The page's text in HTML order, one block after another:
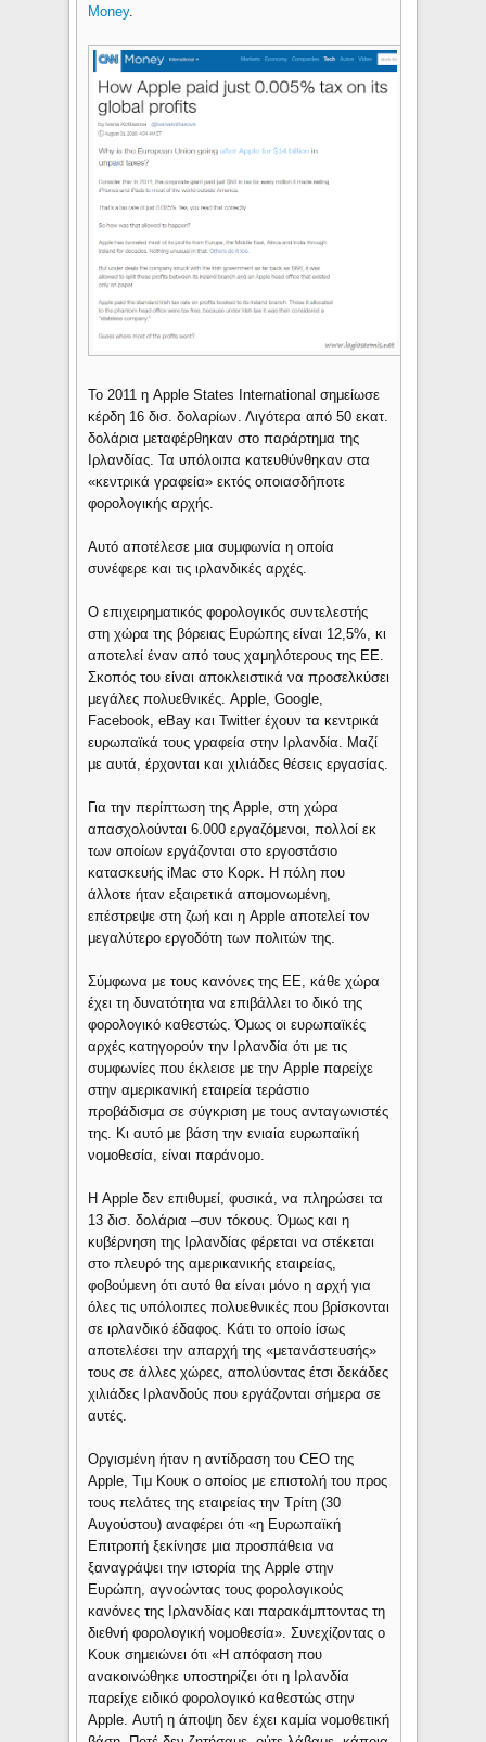
Money.
Το 2011 η Apple States International σημείωσε
κέρδη 16 δισ. δολαρίων. Λιγότερα από 50 εκατ.
δολάρια μεταφέρθηκαν στο παράρτημα της
Ιρλανδίας. Τα υπόλοιπα κατευθύνθηκαν στα
«κεντρικά γραφεία» εκτός οποιασδήποτε
φορολογικής αρχής.
Αυτό αποτέλεσε μια συμφωνία η οποία
συνέφερε και τις ιρλανδικές αρχές.
Ο επιχειρηματικός φορολογικός συντελεστής
στη χώρα της βόρειας Ευρώπης είναι 12,5%, κι
αποτελεί έναν από τους χαμηλότερους της ΕΕ.
Σκοπός του είναι αποκλειστικά να προσελκύσει
μεγάλες πολυεθνικές. Apple, Google,
Facebook, eBay και Twitter έχουν τα κεντρικά
ευρωπαϊκά τους γραφεία στην Ιρλανδία. Μαζί
με αυτά, έρχονται και χιλιάδες θέσεις εργασίας.
Για την περίπτωση της Apple, στη χώρα
απασχολούνται 6.000 εργαζόμενοι, πολλοί εκ
των οποίων εργάζονται στο εργοστάσιο
κατασκευής iMac στο Κορκ. Η πόλη που
άλλοτε ήταν εξαιρετικά απομονωμένη,
επέστρεψε στη ζωή και η Apple αποτελεί τον
μεγαλύτερο εργοδότη των πολιτών της.
Σύμφωνα με τους κανόνες της ΕΕ, κάθε χώρα
έχει τη δυνατότητα να επιβάλλει το δικό της
φορολογικό καθεστώς. Όμως οι ευρωπαϊκές
αρχές κατηγορούν την Ιρλανδία ότι με τις
συμφωνίες που έκλεισε με την Apple παρείχε
στην αμερικανική εταιρεία τεράστιο
προβάδισμα σε σύγκριση με τους ανταγωνιστές
της. Κι αυτό με βάση την ενιαία ευρωπαϊκή
νομοθεσία, είναι παράνομο.
Η Apple δεν επιθυμεί, φυσικά, να πληρώσει τα
13 δισ. δολάρια –συν τόκους. Όμως και η
κυβέρνηση της Ιρλανδίας φέρεται να στέκεται
στο πλευρό της αμερικανικής εταιρείας,
φοβούμενη ότι αυτό θα είναι μόνο η αρχή για
όλες τις υπόλοιπες πολυεθνικές που βρίσκονται
σε ιρλανδικό έδαφος. Κάτι το οποίο ίσως
αποτελέσει την απαρχή της «μετανάστευσής»
τους σε άλλες χώρες, απολύοντας έτσι δεκάδες
χιλιάδες Ιρλανδούς που εργάζονται σήμερα σε
αυτές.
Οργισμένη ήταν η αντίδραση του CEO της
Apple, Τιμ Κουκ ο οποίος με επιστολή του προς
τους πελάτες της εταιρείας την Τρίτη (30
Αυγούστου) αναφέρει ότι «η Ευρωπαϊκή
Επιτροπή ξεκίνησε μια προσπάθεια να
ξαναγράψει την ιστορία της Apple στην
Ευρώπη, αγνοώντας τους φορολογικούς
κανόνες της Ιρλανδίας και παρακάμπτοντας τη
διεθνή φορολογική νομοθεσία». Συνεχίζοντας ο
Κουκ σημειώνει ότι «Η απόφαση που
ανακοινώθηκε υποστηρίζει ότι η Ιρλανδία
παρείχε ειδικό φορολογικό καθεστώς στην
Apple. Αυτή η άποψη δεν έχει καμία νομοθετική